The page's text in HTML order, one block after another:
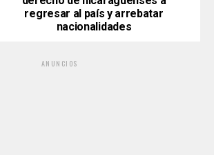
regresar al país y arrebatar
nacionalidades
ANUNCIOS